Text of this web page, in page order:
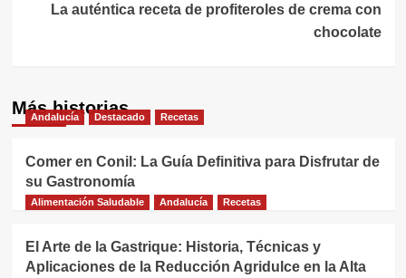
La auténtica receta de profiteroles de crema con
chocolate
Más historias
Andalucía Destacado Recetas
Comer en Conil: La Guía Definitiva para Disfrutar de
su Gastronomía
Alimentación Saludable Andalucía Recetas
El Arte de la Gastrique: Historia, Técnicas y
Aplicaciones de la Reducción Agridulce en la Alta